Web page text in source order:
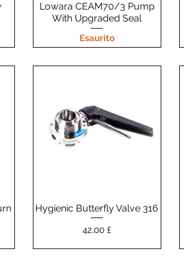
Vista rapida
Lowara CEAM70/3 Pump
With Upgraded Seal
Esaurito
Vista rapida
Hygienic Butterfly Valve 316
Prezzo
42,00 £